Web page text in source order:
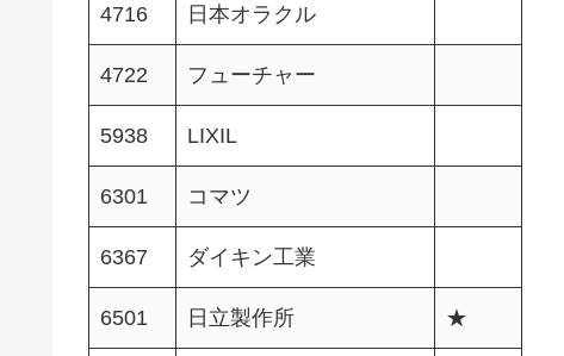
4716 日本オラクル
4722 フューチャー
5938 LIXIL
6301 コマツ
6367 ダイキン工業
6501 日立製作所 ★